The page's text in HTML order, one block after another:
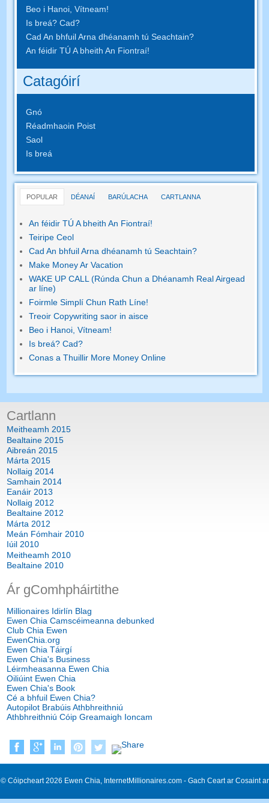
Beo i Hanoi, Vítneam!
Is breá? Cad?
Cad An bhfuil Arna dhéanamh tú Seachtain?
An féidir TÚ A bheith An Fiontraí!
Catagóirí
Gnó
Réadmhaoin Poist
Saol
Is breá
POPULAR DÉANAÍ BARÚLACHA CARTLANNA
An féidir TÚ A bheith An Fiontraí!
Teiripe Ceol
Cad An bhfuil Arna dhéanamh tú Seachtain?
Make Money Ar Vacation
WAKE UP CALL (Rúnda Chun a Dhéanamh Real Airgead
ar líne)
Foirmle Simplí Chun Rath Líne!
Treoir Copywriting saor in aisce
Beo i Hanoi, Vítneam!
Is breá? Cad?
Conas a Thuillir More Money Online
Cartlann
Meitheamh 2015
Bealtaine 2015
Aibreán 2015
Márta 2015
Nollaig 2014
Samhain 2014
Eanáir 2013
Nollaig 2012
Bealtaine 2012
Márta 2012
Meán Fómhair 2010
Iúil 2010
Meitheamh 2010
Bealtaine 2010
Ár gComhpháirtithe
Millionaires Idirlín Blag
Ewen Chia Camscéimeanna debunked
Club Chia Ewen
EwenChia.org
Ewen Chia Táirgí
Ewen Chia's Business
Léirmheasanna Ewen Chia
Oiliúint Ewen Chia
Ewen Chia's Book
Cé a bhfuil Ewen Chia?
Autopilot Brabúis Athbhreithniú
Athbhreithniú Cóip Greamaigh Ioncam
© Cóipcheart 2026 Ewen Chia, InternetMillionaires.com - Gach Ceart ar Cosaint ar